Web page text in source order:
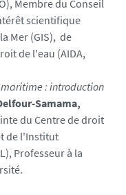
Membre du Conseil
scientifique
Mer (GIS), de
de l'eau (AIDA,
: introduction
Samama,
du Centre de droit
de l'Institut
Professeur à la